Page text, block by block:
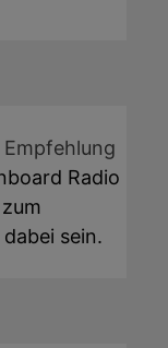
Radio
sein.